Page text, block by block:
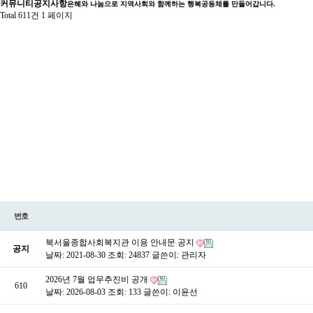
커뮤니티 공지사항은혜와 나눔으로 지역사회와 함께하는 행복공동체를 만들어갑니다.
Total 611건 1 페이지
번호
공지
북서울종합사회복지관 이용 안내문 공지
날짜: 2021-08-30 조회: 24837 글쓴이: 관리자
610
2026년 7월 업무추진비 공개
날짜: 2026-08-03 조회: 133 글쓴이: 이윤선